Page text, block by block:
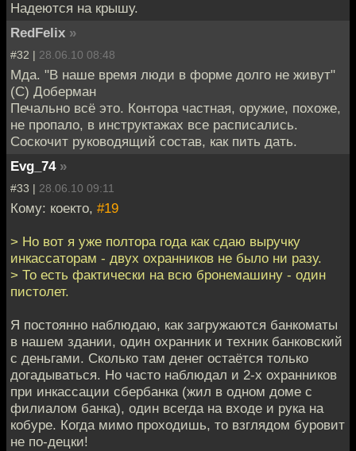
Надеются на крышу.
RedFelix »
#32 | 28.06.10 08:48
Мда. "В наше время люди в форме долго не живут"
(С) Доберман
Печально всё это. Контора частная, оружие, похоже,
не пропало, в инструктажах все расписались.
Соскочит руководящий состав, как пить дать.
Evg_74 »
#33 | 28.06.10 09:11
Кому: коекто, #19
> Но вот я уже полтора года как сдаю выручку
инкассаторам - двух охранников не было ни разу.
> То есть фактически на всю бронемашину - один
пистолет.
Я постоянно наблюдаю, как загружаются банкоматы
в нашем здании, один охранник и техник банковский
с деньгами. Сколько там денег остаётся только
догадываться. Но часто наблюдал и 2-х охранников
при инкассации сбербанка (жил в одном доме с
филиалом банка), один всегда на входе и рука на
кобуре. Когда мимо проходишь, то взглядом буровит
не по-децки!